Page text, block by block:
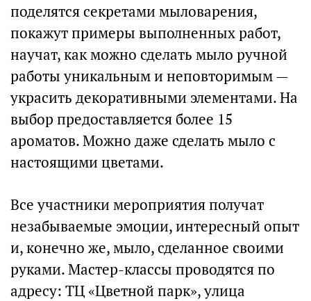
поделятся секретами мыловарения,
покажут примеры выполненных работ,
научат, как можно сделать мыло ручной
работы уникальным и неповторимым —
украсить декоративными элементами. На
выбор предоставляется более 15
ароматов. Можно даже сделать мыло с
настоящими цветами.
Все участники мероприятия получат
незабываемые эмоции, интересный опыт
и, конечно же, мыло, сделанное своими
руками. Мастер-классы проводятся по
адресу: ТЦ «Цветной парк», улица